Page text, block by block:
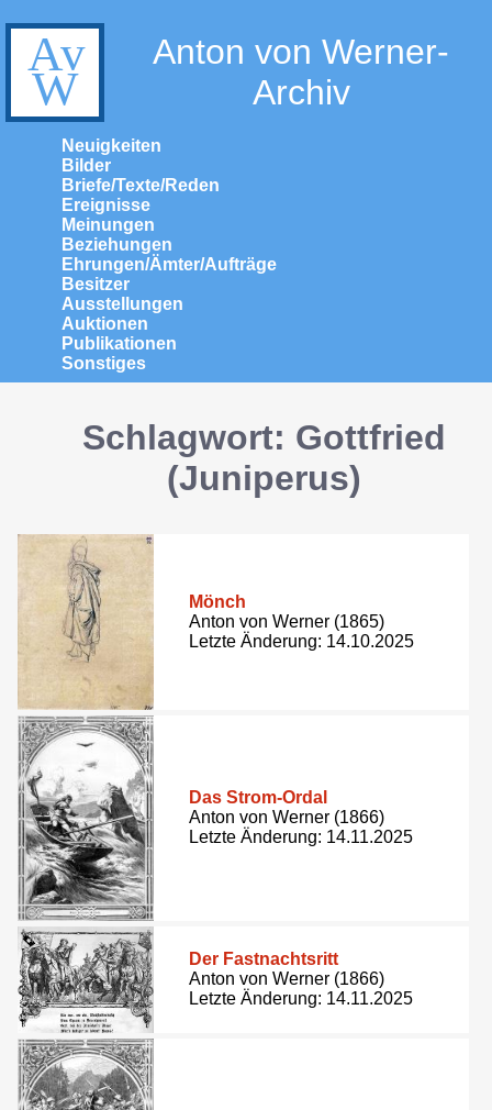
Anton von Werner-
Archiv
Neuigkeiten
Bilder
Briefe/Texte/Reden
Ereignisse
Meinungen
Beziehungen
Ehrungen/Ämter/Aufträge
Besitzer
Ausstellungen
Auktionen
Publikationen
Sonstiges
Schlagwort: Gottfried
(Juniperus)
Mönch
Anton von Werner (1865)
Letzte Änderung: 14.10.2025
Das Strom-Ordal
Anton von Werner (1866)
Letzte Änderung: 14.11.2025
Der Fastnachtsritt
Anton von Werner (1866)
Letzte Änderung: 14.11.2025